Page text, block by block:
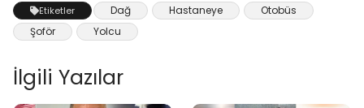
Etiketler Dağ Hastaneye
Otobüs
Şoför
Yolcu
İlgili Yazılar